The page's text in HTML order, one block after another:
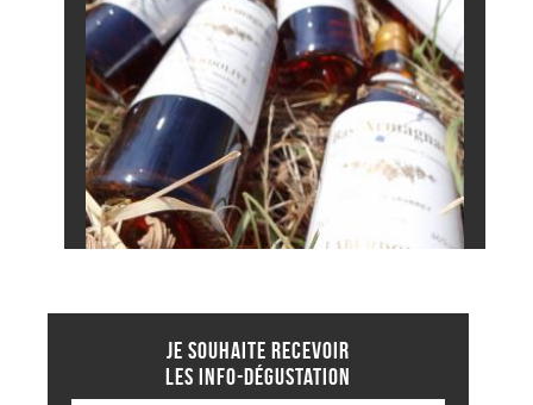
JE SOUHAITE RECEVOIR
LES INFO-DÉGUSTATION